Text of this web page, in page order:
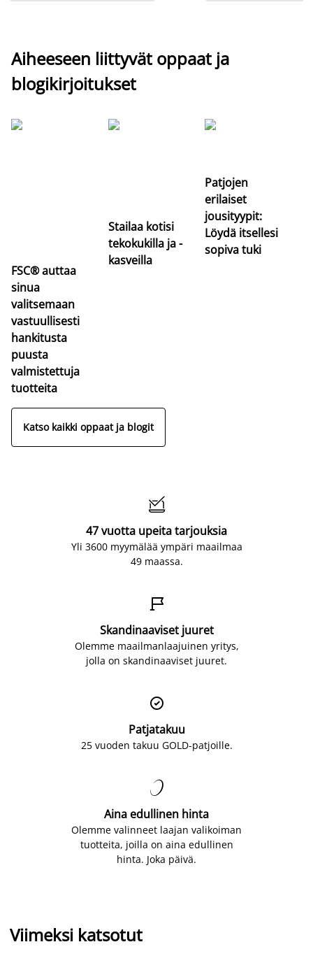
Aiheeseen liittyvät oppaat ja
blogikirjoitukset
FSC® auttaa
sinua
valitsemaan
vastuullisesti
hankitusta
puusta
valmistettuja
tuotteita
Stailaa kotisi
tekokukilla ja -
kasveilla
Patjojen
erilaiset
jousityypit:
Löydä itsellesi
sopiva tuki
Katso kaikki oppaat ja blogit

47 vuotta upeita tarjouksia
Yli 3600 myymälää ympäri maailmaa
49 maassa.

Skandinaaviset juuret
Olemme maailmanlaajuinen yritys,
jolla on skandinaaviset juuret.

Patjatakuu
25 vuoden takuu GOLD-patjoille.

Aina edullinen hinta
Olemme valinneet laajan valikoiman
tuotteita, joilla on aina edullinen
hinta. Joka päivä.
Viimeksi katsotut